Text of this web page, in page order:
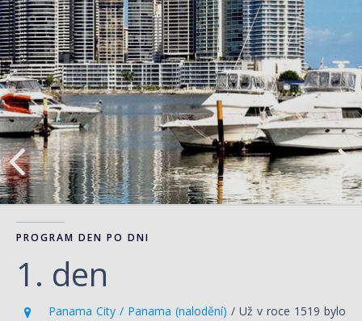
PROGRAM DEN PO DNI
1. den
Panama City / Panama (nalodění) / Už v roce 1519 bylo